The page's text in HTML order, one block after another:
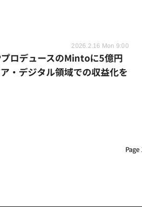
2026.2.16 Mon 9:00
ロデュースのMintoに5億円
・デジタル領域での収益化を
Page